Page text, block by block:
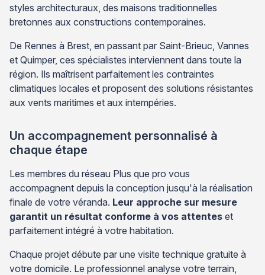
styles architecturaux, des maisons traditionnelles
bretonnes aux constructions contemporaines.
De Rennes à Brest, en passant par Saint-Brieuc, Vannes
et Quimper, ces spécialistes interviennent dans toute la
région. Ils maîtrisent parfaitement les contraintes
climatiques locales et proposent des solutions résistantes
aux vents maritimes et aux intempéries.
Un accompagnement personnalisé à
chaque étape
Les membres du réseau Plus que pro vous
accompagnent depuis la conception jusqu'à la réalisation
finale de votre véranda. Leur approche sur mesure
garantit un résultat conforme à vos attentes et
parfaitement intégré à votre habitation.
Chaque projet débute par une visite technique gratuite à
votre domicile. Le professionnel analyse votre terrain,